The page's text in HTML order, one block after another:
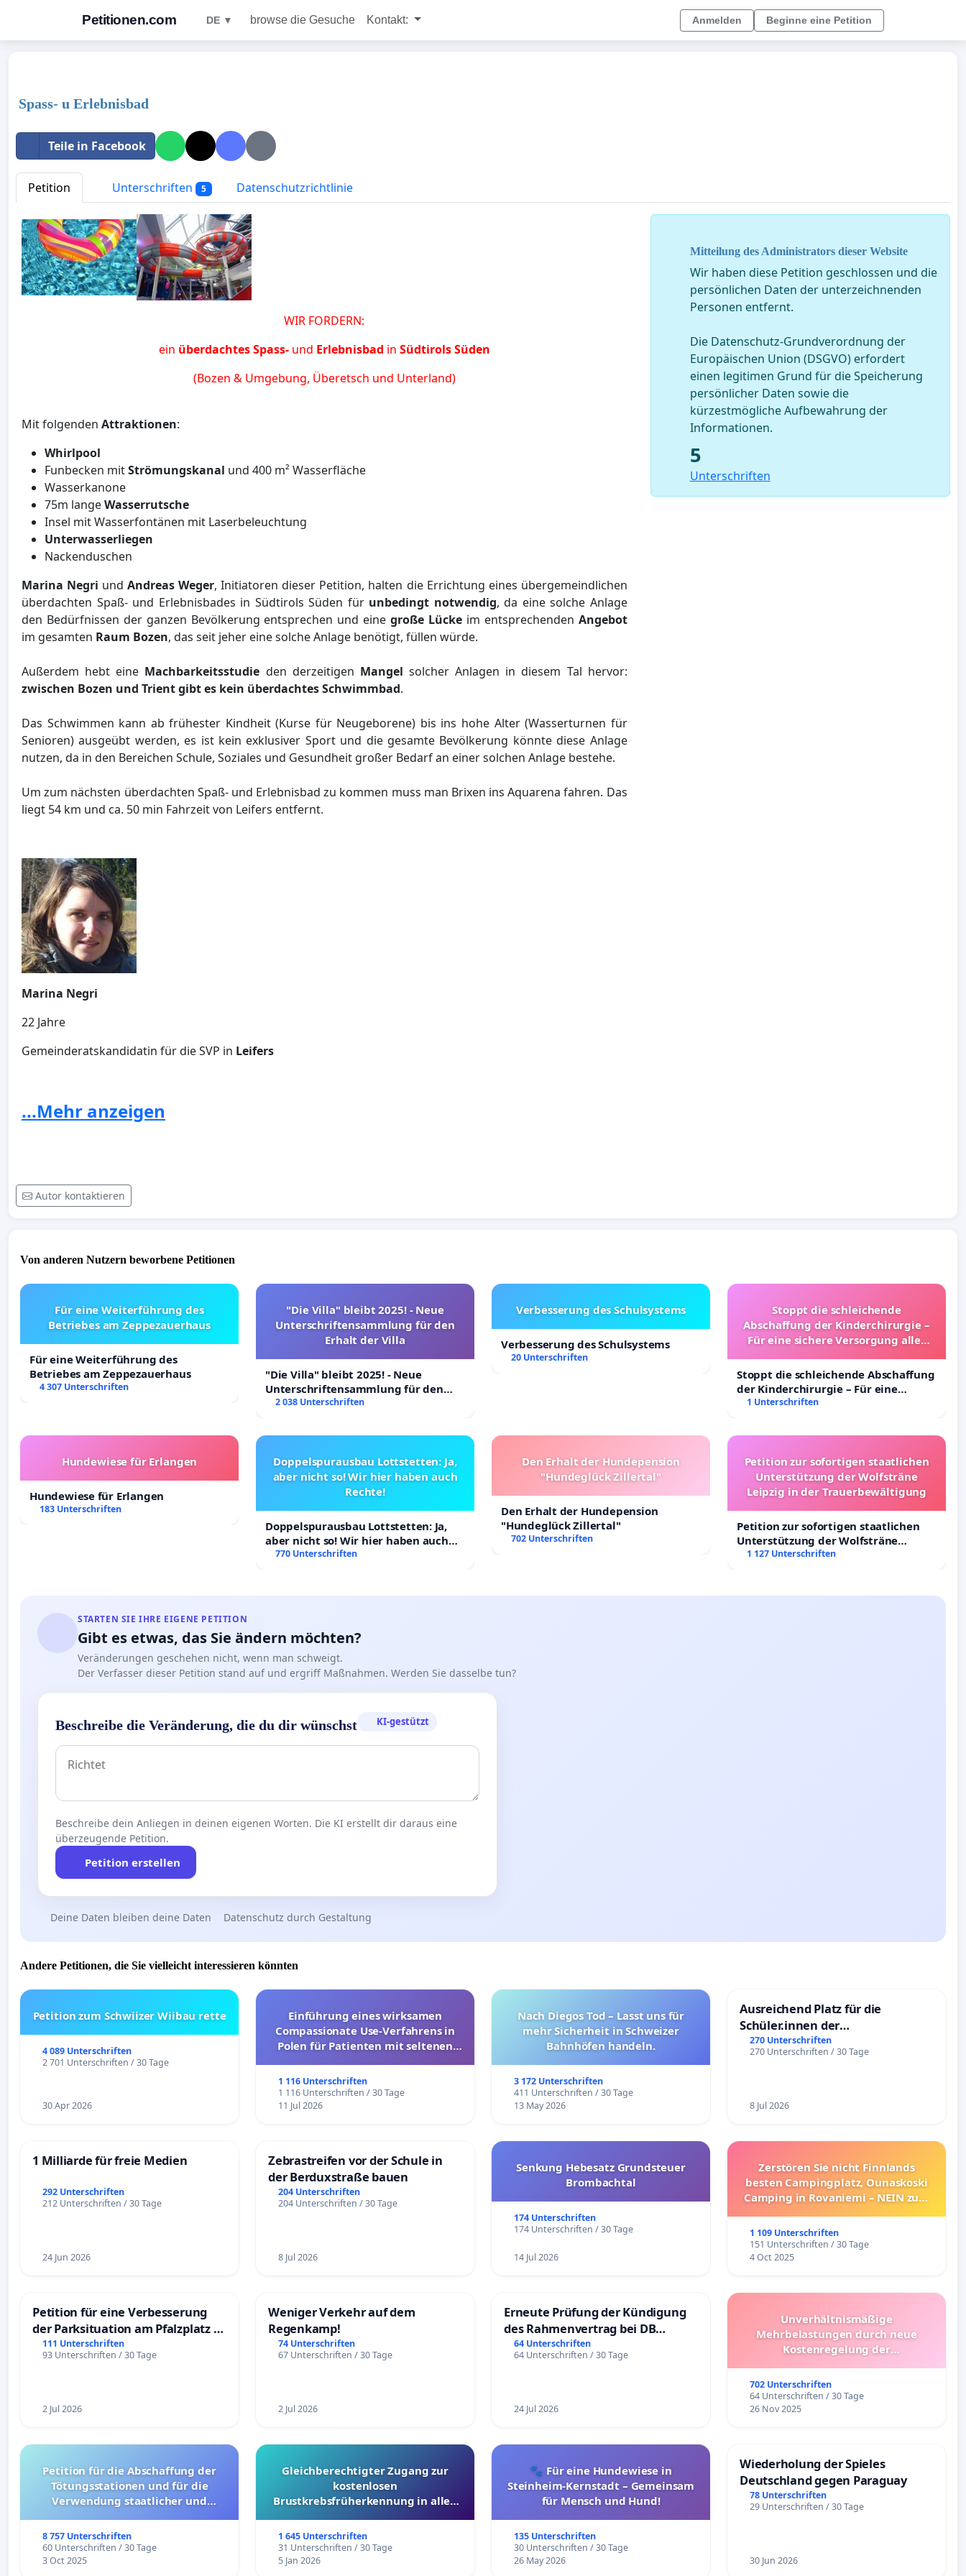
Petitionen.com DE ▼ browse die Gesuche Kontakt: Anmelden Beginne eine Petition
Spass- u Erlebnisbad
Teile in Facebook
Petition Unterschriften 5 Datenschutzrichtlinie
WIR FORDERN:
ein überdachtes Spass-und Erlebnisbad in Südtirols Süden
(Bozen & Umgebung, Überetsch und Unterland)
Mit folgenden Attraktionen:
Whirlpool
Funbecken mitStrömungskanal und 400 m² Wasserfläche
Wasserkanone
75m langeWasserrutsche
Insel mit Wasserfontänen mit Laserbeleuchtung
Unterwasserliegen
Nackenduschen
Marina Negri undAndreas Weger, Initiatoren dieser Petition, halten die Errichtung eines übergemeindlichen
überdachten Spaß- und Erlebnisbades in Südtirols Süden fürunbedingt notwendig, da eine solche Anlage
den Bedürfnissen der ganzen Bevölkerung entsprechen und einegroße Lücke im entsprechenden Angebot
im gesamten Raum Bozen, das seit jeher eine solche Anlage benötigt, füllen würde.
Außerdem hebt eine Machbarkeitsstudie den derzeitigen Mangel solcher Anlagen in diesem Tal hervor:
zwischen Bozen und Trient gibt es kein überdachtes Schwimmbad.
Das Schwimmen kann ab frühester Kindheit (Kurse für Neugeborene) bis ins hohe Alter (Wasserturnen für
Senioren) ausgeübt werden, es ist kein exklusiver Sport und die gesamte Bevölkerung könnte diese Anlage
nutzen, da in den Bereichen Schule, Soziales und Gesundheit großer Bedarf an einer solchen Anlage bestehe.
Um zum nächsten überdachten Spaß- und Erlebnisbad zu kommen muss man Brixen ins Aquarena fahren. Das
liegt 54 km und ca. 50 min Fahrzeit von Leifers entfernt.
Marina Negri
22 Jahre
Gemeinderatskandidatin für die SVP in Leifers
30 Jahre
Gemeinderatskandidat für die SVP in
Marling
...Mehr anzeigen
Autor kontaktieren
Mitteilung des Administrators dieser Website
Wir haben diese Petition geschlossen und die
persönlichen Daten der unterzeichnenden
Personen entfernt.
Die Datenschutz-Grundverordnung der
Europäischen Union (DSGVO) erfordert
einen legitimen Grund für die Speicherung
persönlicher Daten sowie die
kürzestmögliche Aufbewahrung der
Informationen.
5
Unterschriften
Von anderen Nutzern beworbene Petitionen
Für eine Weiterführung des
Betriebes am Zeppezauerhaus
Für eine Weiterführung des
Betriebes am Zeppezauerhaus
4 307 Unterschriften
"Die Villa" bleibt 2025! - Neue
Unterschriftensammlung für den
Erhalt der Villa
"Die Villa" bleibt 2025! - Neue
Unterschriftensammlung für den
Erhalt der Villa
2 038 Unterschriften
Verbesserung des Schulsystems
Verbesserung des Schulsystems
20 Unterschriften
Stoppt die schleichende
Abschaffung der Kinderchirurgie –
Für eine sichere Versorgung aller
Stoppt die schleichende Abschaffung
der Kinderchirurgie – Für eine
sichere Versorgung aller Kinder in
1 Unterschriften
Hundewiese für Erlangen
Hundewiese für Erlangen
183 Unterschriften
Doppelspurausbau Lottstetten: Ja,
aber nicht so! Wir hier haben auch
Rechte!
Doppelspurausbau Lottstetten: Ja,
aber nicht so! Wir hier haben auch
Rechte!
770 Unterschriften
Den Erhalt der Hundepension
"Hundeglück Zillertal"
Den Erhalt der Hundepension
"Hundeglück Zillertal"
702 Unterschriften
Petition zur sofortigen staatlichen
Unterstützung der Wolfsträne
Leipzig in der Trauerbewältigung
Petition zur sofortigen staatlichen
Unterstützung der Wolfsträne
Leipzig in der Trauerbewältigung
1 127 Unterschriften
STARTEN SIE IHRE EIGENE PETITION
Gibt es etwas, das Sie ändern möchten?
Veränderungen geschehen nicht, wenn man schweigt.
Der Verfasser dieser Petition stand auf und ergriff Maßnahmen. Werden Sie dasselbe tun?
Beschreibe die Veränderung, die du dir wünschst KI-gestützt
Beschreibe dein Anliegen in deinen eigenen Worten. Die KI erstellt dir daraus eine
überzeugende Petition.
Petition erstellen
Deine Daten bleiben deine Daten Datenschutz durch Gestaltung
Andere Petitionen, die Sie vielleicht interessieren könnten
Petition zum Schwiizer Wiibau rette
4 089 Unterschriften
2 701 Unterschriften / 30 Tage
30 Apr 2026
Einführung eines wirksamen
Compassionate Use-Verfahrens in
Polen für Patienten mit seltenen
1 116 Unterschriften
1 116 Unterschriften / 30 Tage
11 Jul 2026
Nach Diegos Tod – Lasst uns für
mehr Sicherheit in Schweizer
Bahnhöfen handeln.
3 172 Unterschriften
411 Unterschriften / 30 Tage
13 May 2026
Ausreichend Platz für die
Schüler.innen der
Schönbergschule
270 Unterschriften
270 Unterschriften / 30 Tage
8 Jul 2026
1 Milliarde für freie Medien
292 Unterschriften
212 Unterschriften / 30 Tage
24 Jun 2026
Zebrastreifen vor der Schule in
der Berduxstraße bauen
204 Unterschriften
204 Unterschriften / 30 Tage
8 Jul 2026
Senkung Hebesatz Grundsteuer
Brombachtal
174 Unterschriften
174 Unterschriften / 30 Tage
14 Jul 2026
Zerstören Sie nicht Finnlands
besten Campingplatz, Ounaskoski
Camping in Rovaniemi – NEIN zum
1 109 Unterschriften
151 Unterschriften / 30 Tage
4 Oct 2025
Petition für eine Verbesserung
der Parksituation am Pfalzplatz in
Mannheim
111 Unterschriften
93 Unterschriften / 30 Tage
2 Jul 2026
Weniger Verkehr auf dem
Regenkamp!
74 Unterschriften
67 Unterschriften / 30 Tage
2 Jul 2026
Erneute Prüfung der Kündigung
des Rahmenvertrag bei DB
Fahrwegdienste Gmbh
64 Unterschriften
64 Unterschriften / 30 Tage
24 Jul 2026
Unverhältnismäßige
Mehrbelastungen durch neue
Kostenregelung der
Überprüfung und Alternativen
702 Unterschriften
64 Unterschriften / 30 Tage
26 Nov 2025
Petition für die Abschaffung der
Tötungsstationen und für die
Verwendung staatlicher und
8 757 Unterschriften
60 Unterschriften / 30 Tage
3 Oct 2025
Gleichberechtigter Zugang zur
kostenlosen
Brustkrebsfrüherkennung in allen
1 645 Unterschriften
31 Unterschriften / 30 Tage
5 Jan 2026
🐾 Für eine Hundewiese in
Steinheim-Kernstadt – Gemeinsam
für Mensch und Hund!
135 Unterschriften
30 Unterschriften / 30 Tage
26 May 2026
Wiederholung der Spieles
Deutschland gegen Paraguay
78 Unterschriften
29 Unterschriften / 30 Tage
30 Jun 2026